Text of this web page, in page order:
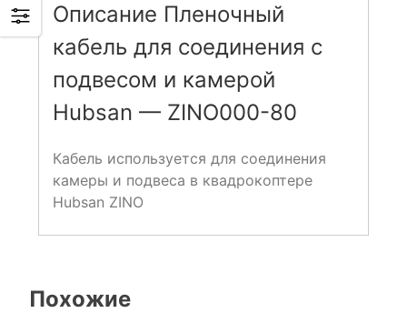
Описание Пленочный
кабель для соединения с
подвесом и камерой
Hubsan — ZINO000-80
Кабель используется для соединения
камеры и подвеса в квадрокоптере
Hubsan ZINO
Похожие